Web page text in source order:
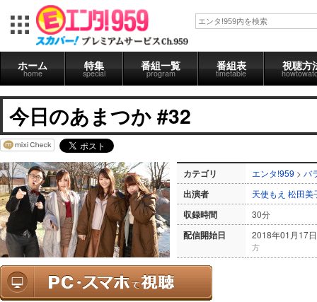
ホーム
home
特集
special
番組一覧
program
番組表
timetable
視聴方
今日のあまつか #32
カテゴリ エンタ!959 > バ
出演者 天使もえ 松田美
収録時間 30分
配信開始日 2018年01月17日
方